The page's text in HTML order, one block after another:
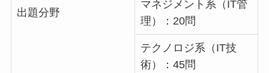
出題分野
マネジメント系（IT管
理）：20問
テクノロジ系（IT技
術）：45問